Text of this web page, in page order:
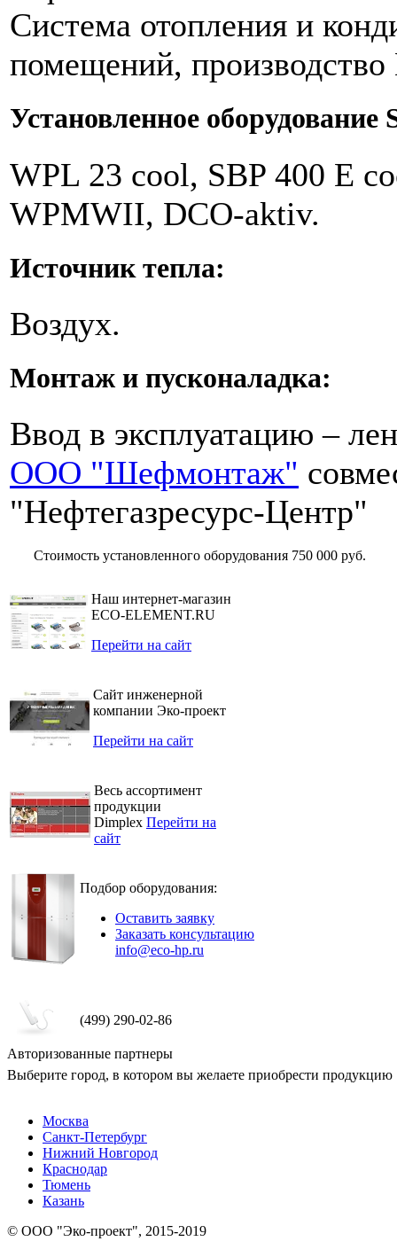
Система отопления и
помещений,
Установленное
WPL 23 cool, SBP 400 E
WPMWII, DCO-aktiv.
Источник тепла:
Воздух.
Монтаж и пусконаладка:
Ввод в эксплуатацию –
ООО "Шефмонтаж"
"Нефтегазресурс-Центр"
Стоимость установленного оборудования 750 000 руб.
Наш интернет-магазин
ECO-ELEMENT.RU
Перейти на сайт
Сайт инженерной
компании Эко-проект
Перейти на сайт
Весь ассортимент
продукции
Dimplex Перейти на
сайт
Подбор оборудования:
Оставить заявку
Заказать консультацию
info@eco-hp.ru
(499) 290-02-86
Авторизованные партнеры
Выберите город, в котором вы желаете приобрести продукцию
Москва
Санкт-Петербург
Нижний Новгород
Краснодар
Тюмень
Казань
© ООО "Эко-проект", 2015-2019